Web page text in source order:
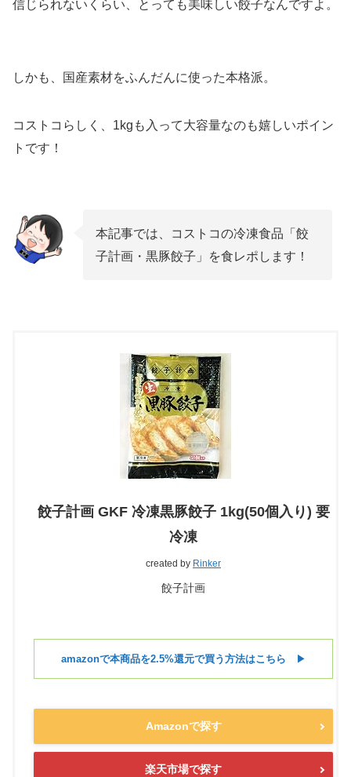
信じられないくらい、とっても美味しい餃子なんですよ。
しかも、国産素材をふんだんに使った本格派。
コストコらしく、1kgも入って大容量なのも嬉しいポイン
トです！
本記事では、コストコの冷凍食品「餃
子計画・黒豚餃子」を食レポします！
餃子計画 GKF 冷凍黒豚餃子 1kg(50個入り) 要
冷凍
created by Rinker
餃子計画
amazonで本商品を2.5%還元で買う方法はこちら ▶︎
Amazonで探す
楽天市場で探す